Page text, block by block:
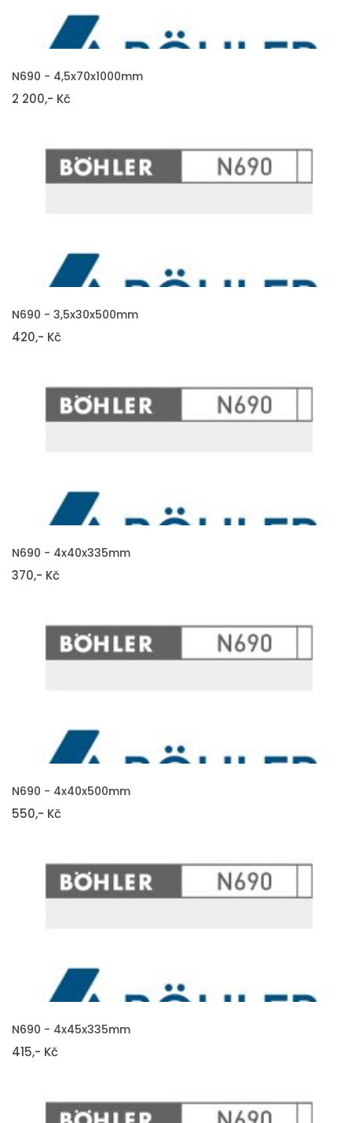
VLOŽIT DO KOŠÍKU
N690 - 4,5x70x1000mm
2 200,- Kč
VLOŽIT DO KOŠÍKU
N690 - 3,5x30x500mm
420,- Kč
VLOŽIT DO KOŠÍKU
N690 - 4x40x335mm
370,- Kč
VLOŽIT DO KOŠÍKU
N690 - 4x40x500mm
550,- Kč
VLOŽIT DO KOŠÍKU
N690 - 4x45x335mm
415,- Kč